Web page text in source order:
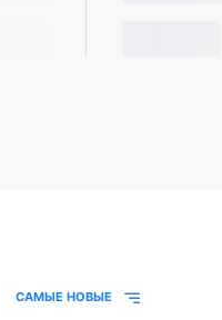
САМЫЕ НОВЫЕ